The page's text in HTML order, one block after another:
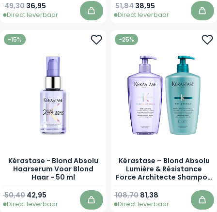
Speciale prijs
36,95
Normale prijs
49,30
Direct leverbaar In winkelwagen
Speciale prijs
38,95
Normale prijs
51,84
Direct leverbaar In
-15%
Kérastase - Blond Absolu
Haarserum Voor Blond
Haar - 50 ml
Speciale prijs
42,95
Normale prijs
50,40
Direct leverbaar In winkelwagen
-25%
Kérastase – Blond Absolu
Lumière & Résistance
Force Architecte Shampoo
81,38
108,70
Direct leverbaar In